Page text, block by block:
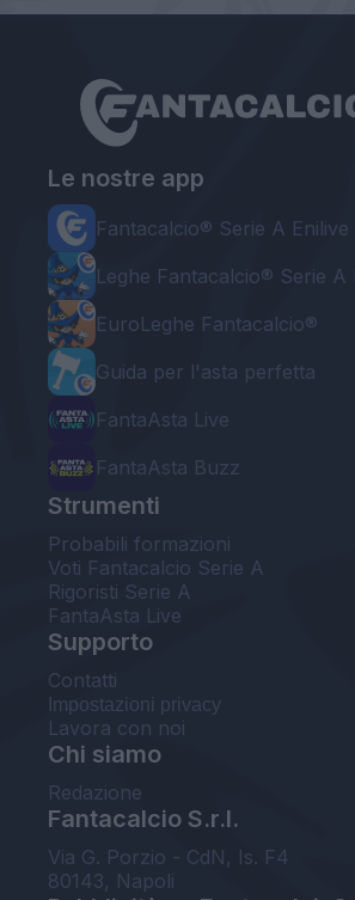
Le nostre app
Fantacalcio® Serie A Enilive
Leghe Fantacalcio® Serie A
EuroLeghe Fantacalcio®
Guida per l'asta perfetta
FantaAsta Live
FantaAsta Buzz
Strumenti
Probabili formazioni
Voti Fantacalcio Serie A
Rigoristi Serie A
FantaAsta Live
Supporto
Contatti
Impostazioni privacy
Lavora con noi
Chi siamo
Redazione
Fantacalcio S.r.l.
Via G. Porzio - CdN, Is. F4
80143, Napoli